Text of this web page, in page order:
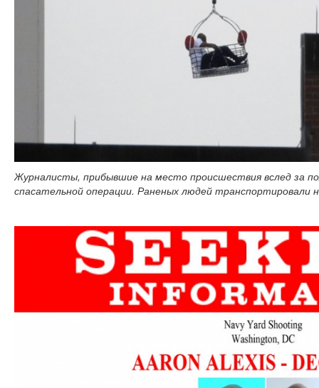
Журналисты, прибывшие на место происшествия вслед за
спасательной операции. Раненых людей транспортировали